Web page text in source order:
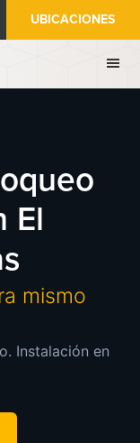
UBICACIONES
El
mismo
Instalación en